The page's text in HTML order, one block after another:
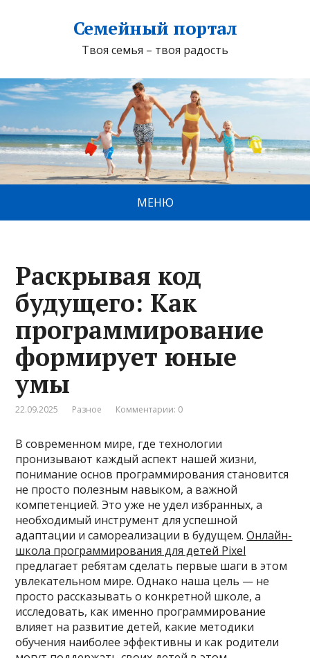
Семейный портал
Твоя семья – твоя радость
МЕНЮ
Раскрывая код
будущего: Как
программирование
формирует юные
умы
22.09.2025 Разное Комментарии: 0
В современном мире, где технологии
пронизывают каждый аспект нашей жизни,
понимание основ программирования становится
не просто полезным навыком, а важной
компетенцией. Это уже не удел избранных, а
необходимый инструмент для успешной
адаптации и самореализации в будущем.Онлайн-
школа программирования для детей Pixel
предлагает ребятам сделать первые шаги в этом
увлекательном мире. Однако наша цель — не
просто рассказывать о конкретной школе, а
исследовать, как именно программирование
влияет на развитие детей, какие методики
обучения наиболее эффективны и как родители